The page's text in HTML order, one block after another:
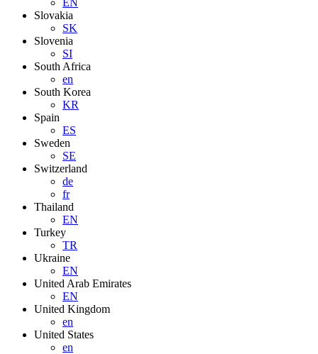
EN
Slovakia
SK
Slovenia
SI
South Africa
en
South Korea
KR
Spain
ES
Sweden
SE
Switzerland
de
fr
Thailand
EN
Turkey
TR
Ukraine
EN
United Arab Emirates
EN
United Kingdom
en
United States
en